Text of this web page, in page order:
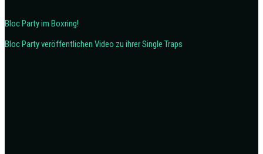
Bloc Party im Boxring!
Bloc Party veröffentlichen Video zu ihrer Single Traps